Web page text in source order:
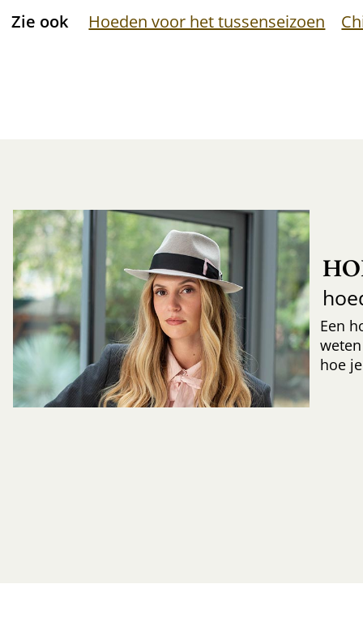
Zie ook Hoeden voor het tussenseizoen
Een
hoe